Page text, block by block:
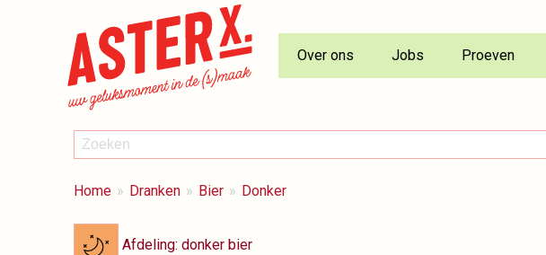
Over ons Jobs Proeven
ZOEKEN
Zoeken
BREADCRUMBS
Je
hier:
Home Dranken Bier Donker
Afdeling: donker bier